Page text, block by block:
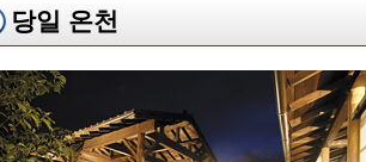
당일 온천